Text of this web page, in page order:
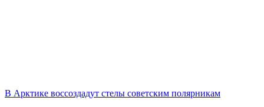
В Арктике воссоздадут стелы советским полярникам